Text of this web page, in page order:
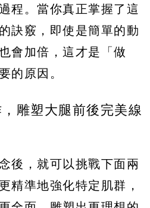
程。當你真正掌握了這
訣竅，即使是簡單的動
會加倍，這才是「做
的原因。
雕塑大腿前後完美線
後，就可以挑戰下面兩
精準地強化特定肌群，